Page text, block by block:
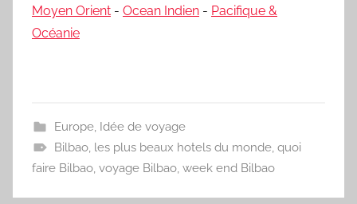
Moyen Orient - Ocean Indien - Pacifique &
Océanie
Europe, Idée de voyage
Bilbao, les plus beaux hotels du monde, quoi
faire Bilbao, voyage Bilbao, week end Bilbao